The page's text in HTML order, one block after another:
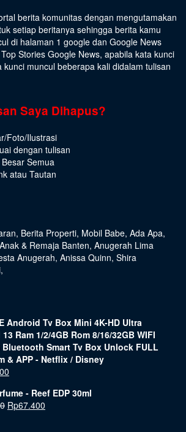
berita komunitas dengan mengutamakan
setiap beritanya sehingga berita kamu
di halaman 1 google dan Google News
Stories Google News, apabila kata kunci
kunci muncul beberapa kali didalam tulisan
Saya Dihapus?
Foto/Ilustrasi
dengan tulisan
Semua
atau Tautan
, Berita Properti, Mobil Babe, Ada Apa,
& Remaja Banten, Anugerah Lima
Anugerah, Anissa Quinn, Shira
,
Android Tv Box Mini 4K-HD Ultra
Ram 1/2/4GB Rom 8/16/32GB WIFI
Bluetooth Smart Tv Box Unlock FULL
& APP - Netflix / Disney
- Reef EDP 30ml
Rp67.400